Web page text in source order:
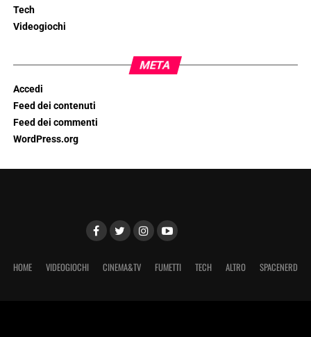
Tech
Videogiochi
META
Accedi
Feed dei contenuti
Feed dei commenti
WordPress.org
HOME VIDEOGIOCHI CINEMA&TV FUMETTI TECH ALTRO SPACENERD